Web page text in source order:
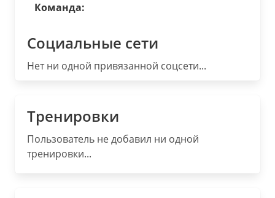
Команда:
Социальные сети
Нет ни одной привязанной соцсети...
Тренировки
Пользователь не добавил ни одной
тренировки...